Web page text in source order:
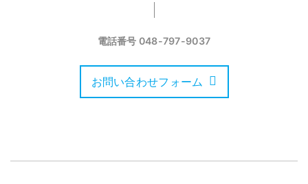
電話番号 048-797-9037
お問い合わせフォーム